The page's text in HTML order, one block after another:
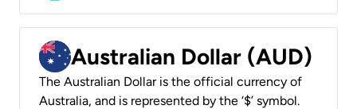
Australian Dollar (AUD)
The Australian Dollar is the official currency of
Australia, and is represented by the ‘$’ symbol.